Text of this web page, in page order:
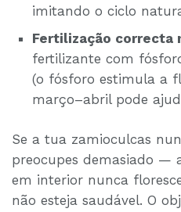
imitando o ciclo
Fertilização correcta
fertilizante com
(o fósforo estimula a
março–abril pode
Se a tua zamioculcas
preocupes demasiado —
em interior nunca
não esteja saudável. O